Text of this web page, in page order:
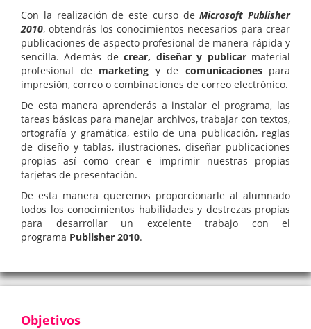
Con la realización de este curso deMicrosoft Publisher
2010, obtendrás los conocimientos necesarios para crear
publicaciones de aspecto profesional de manera rápida y
sencilla. Además decrear, diseñar y publicarmaterial
profesional de marketing y de comunicacionespara
impresión, correo o combinaciones de correo electrónico.
De esta manera aprenderás a instalar el programa, las
tareas básicas para manejar archivos, trabajar con textos,
ortografía y gramática, estilo de una publicación, reglas
de diseño y tablas, ilustraciones, diseñar publicaciones
propias así como crear e imprimir nuestras propias
tarjetas de presentación.
De esta manera queremos proporcionarle al alumnado
todos los conocimientos habilidades y destrezas propias
para desarrollar un excelente trabajo con el
programa Publisher 2010.
Objetivos